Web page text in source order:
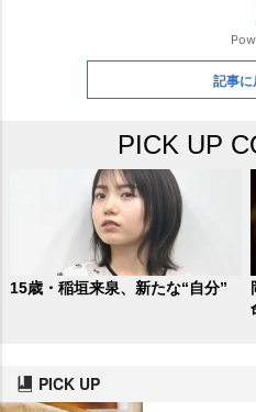
記事に
PICK UP
15歳・稲垣来泉、新たな“自分”
PICK UP